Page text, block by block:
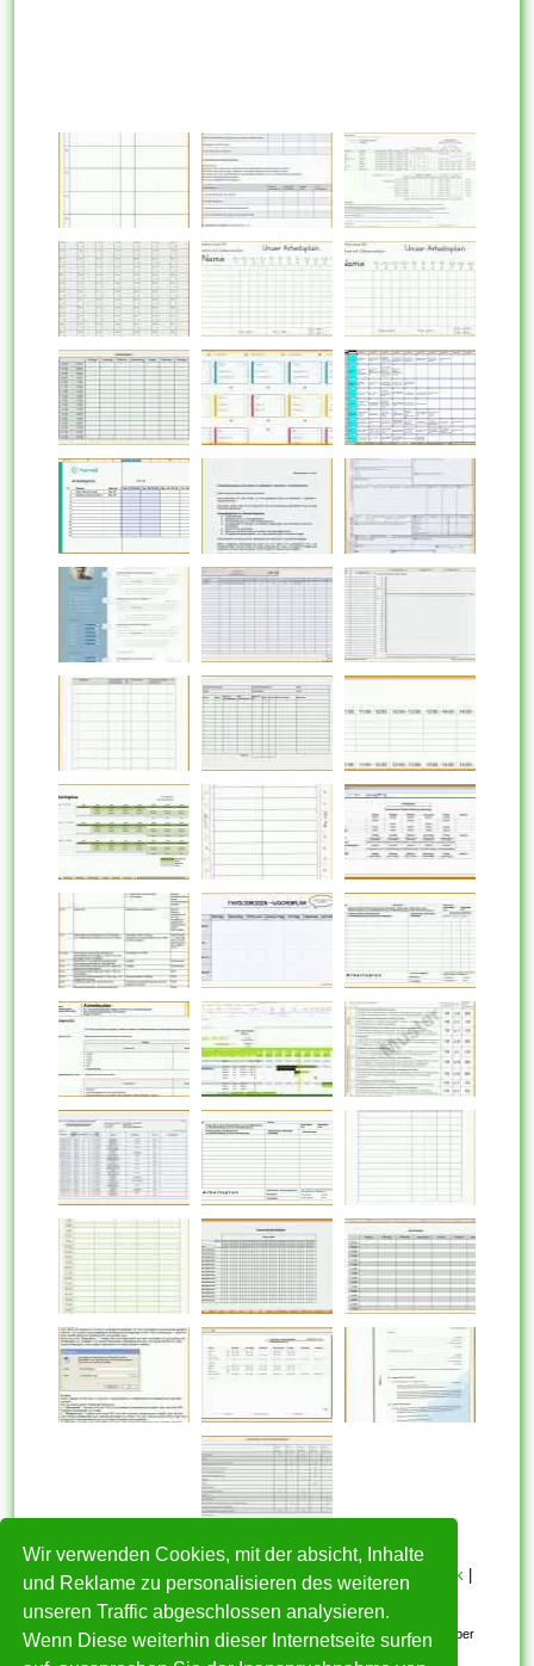
Wir verwenden Cookies, mit der absicht, Inhalte
und Reklame zu personalisieren des weiteren
unseren Traffic abgeschlossen analysieren.
Wenn Diese weiterhin dieser Internetseite surfen
HOME |Über mich| Datenschutzerklärung|Cookie Politik
Copyright
Nutzungsbedingungen
Alle eingereichten Inhalte bleiben dem ursprünglichen Copyright-Inhaber
urheberrechtlich geschützt. Bitte beachten Sie: Bilder sind für den